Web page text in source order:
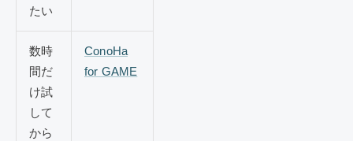
たい
数時
間だ
け試
して
から
ConoHa
for GAME